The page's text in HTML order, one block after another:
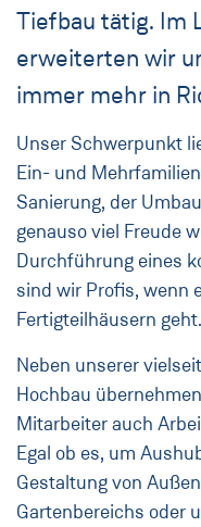
Tiefbau tätig. Im
erweiterten wir
immer mehr in
Unser Schwerpunkt
Ein- und
Sanierung, der
genauso viel Freude
Durchführung eines
sind wir Profis, wenn
Fertigteilhäusern geht.
Neben unserer
Hochbau
Mitarbeiter auch
Egal ob es, um
Gestaltung von
Gartenbereichs oder